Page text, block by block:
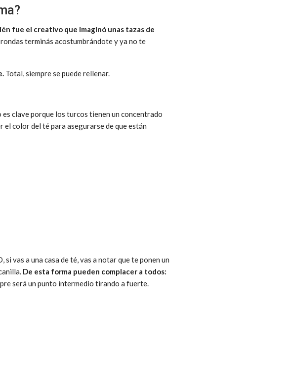
fue el creativo que imaginó unas tazas de
terminás acostumbrándote y ya no te
Total, siempre se puede rellenar.
es clave porque los turcos tienen un concentrado
color del té para asegurarse de que están
si vas a una casa de té, vas a notar que te ponen un
De esta forma pueden complacer a todos:
será un punto intermedio tirando a fuerte.